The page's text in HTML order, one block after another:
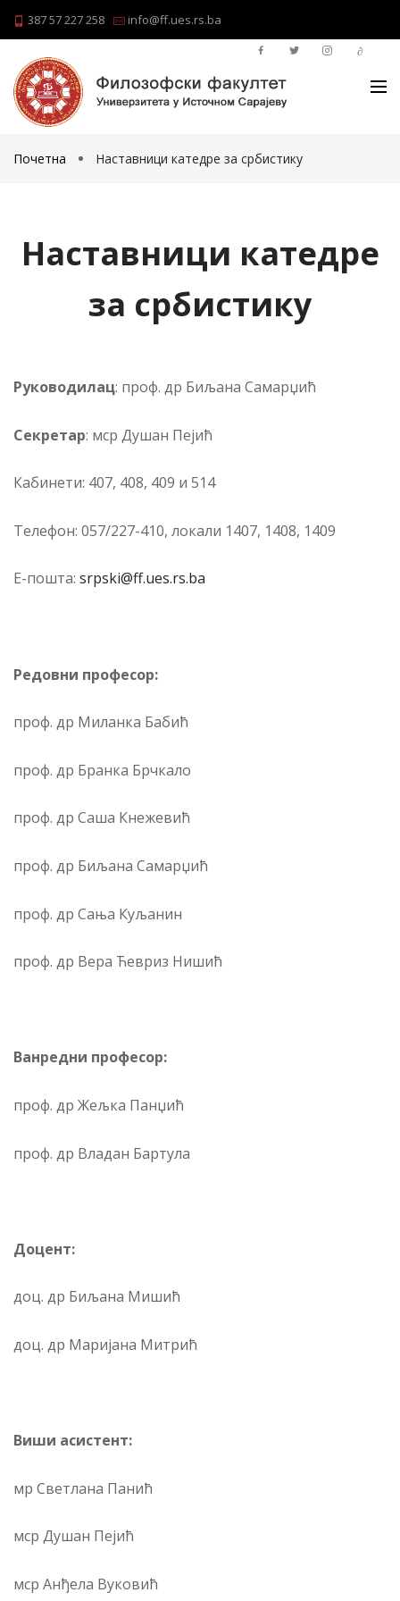
387 57 227 258 info@ff.ues.rs.ba
Почетна Наставници катедре за србистику
Наставници катедре
за србистику
Ру­ко­во­ди­лац: проф. др Биљана Самарџић
Се­кре­тар: мср Душан Пејић
Ка­би­не­ти: 407, 408, 409 и 514
Те­ле­фон: 057/227-410, ло­ка­ли 1407, 1408, 1409
Е-по­шта: srpski@ff.ues.rs.ba
Редовни професор:
проф. др Миланка Бабић
проф. др Бранка Брчкало
проф. др Саша Кнежевић
проф. др Биљана Самарџић
проф. др Сања Куљанин
проф. др Вера Ћевриз Нишић
Ванредни професор:
проф. др Жељка Панџић
проф. др Владан Бартула
Доцент:
доц. др Биљана Мишић
доц. др Маријана Митрић
Виши асистент:
мр Светлана Панић
мср Душан Пејић
мср Анђела Вуковић